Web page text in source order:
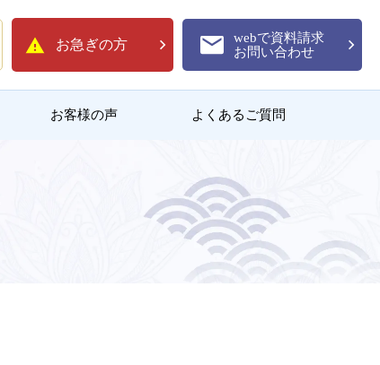
お急ぎの方
webで資料請求
お問い合わせ
お客様の声 よくあるご質問